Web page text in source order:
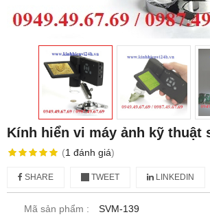
Kính hiển vi máy ảnh kỹ thuật
(1 đánh giá)
SHARE TWEET LINKEDIN
Mã sản phẩm :
SVM-139